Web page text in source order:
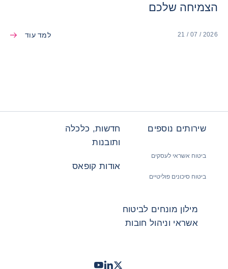
הצמיחה שלכם
21 / 07 / 2026 למד עוד
שירותים נוספים
ביטוח אשראי לעסקים
ביטוח סיכונים פוליטיים
חדשות, כלכלה
ותובנות
אודות קופאס
מילון מונחים לביטוח
אשראי וניהול חובות
Twitter - קופאסLinkedIn
Youtube